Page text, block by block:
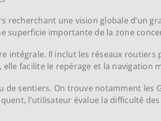
recherchant une vision globale d’un
superficie importante de la zone
intégrale. Il inclut les réseaux routiers
facilite le repérage et la navigation
de sentiers. On trouve notamment les
l’utilisateur évalue la difficulté